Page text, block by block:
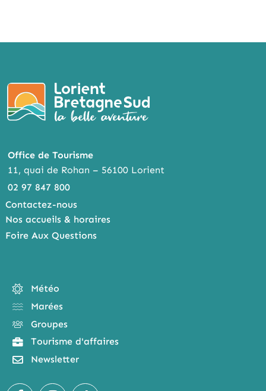
Office de Tourisme
11, quai de Rohan – 56100 Lorient
02 97 847 800
Contactez-nous
Nos accueils & horaires
Foire Aux Questions
Météo
Marées
Groupes
Tourisme d'affaires
Newsletter